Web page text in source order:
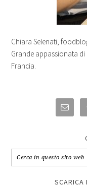
Chiara Selenati,
Grande appassionata
Francia.
SCARICA